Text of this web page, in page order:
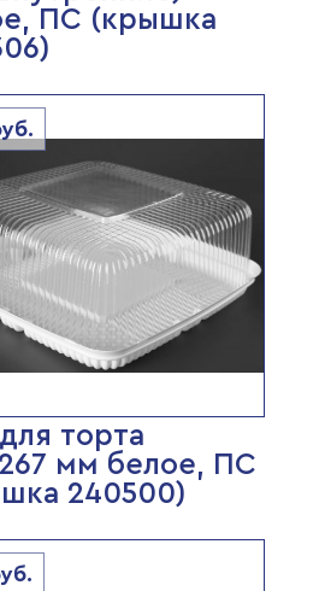
ПС (крышка
торта
мм белое, ПС
240500)